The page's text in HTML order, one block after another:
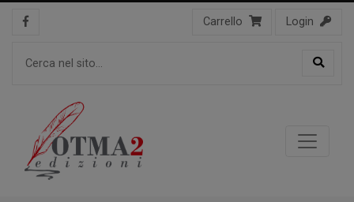
Carrello Login